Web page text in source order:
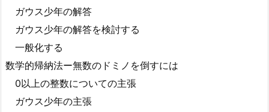
ガウス少年の解答
ガウス少年の解答を検討する
一般化する
数学的帰納法ー無数のドミノを倒すには
0以上の整数についての主張
ガウス少年の主張